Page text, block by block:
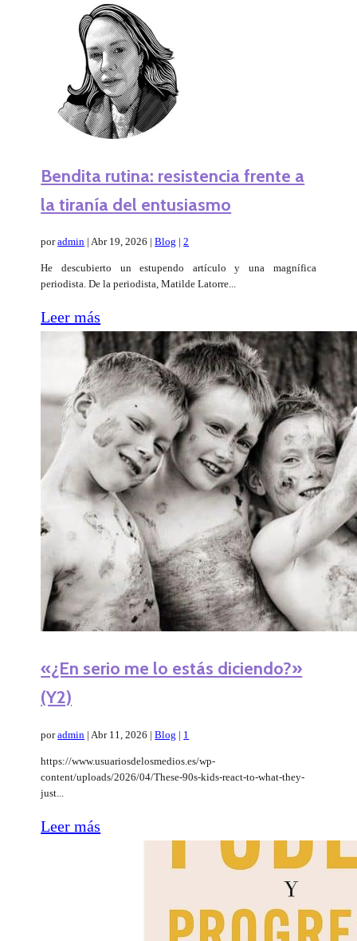
Bendita rutina: resistencia frente a
la tiranía del entusiasmo
poradmin |Abr 19, 2026 |Blog |2
He descubierto un estupendo artículo y una magnífica
periodista. De la periodista, Matilde Latorre...
Leer más
«¿En serio me lo estás diciendo?»
(Y2)
poradmin | Abr 11, 2026 |Blog | 1
https://www.usuariosdelosmedios.es/wp-
content/uploads/2026/04/These-90s-kids-react-to-what-they-
just...
Leer más